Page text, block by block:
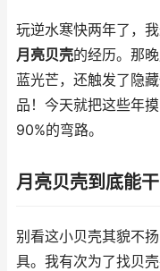
玩逆水寒快两年了，
月亮贝壳的经历。那
蓝光芒，还触发了隐
品！今天就把这些年
90%的弯路。
月亮贝壳到底能干
别看这小贝壳其貌不
具。我有次为了找贝